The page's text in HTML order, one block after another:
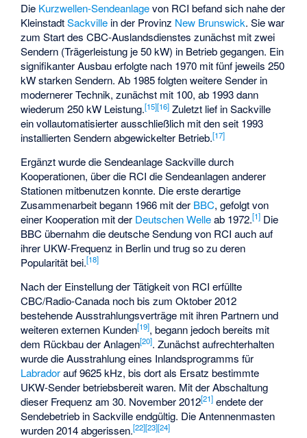
Die Kurzwellen-Sendeanlagevon RCI befand sich nahe der
KleinstadtSackville in der Provinz New Brunswick. Sie war
zum Start des CBC-Auslandsdienstes zunächst mit zwei
Sendern (Trägerleistung je 50 kW) in Betrieb gegangen. Ein
signifikanter Ausbau erfolgte nach 1970 mit fünf jeweils 250
kW starken Sendern. Ab 1985 folgten weitere Sender in
modernerer Technik, zunächst mit 100, ab 1993 dann
wiederum 250 kW Leistung.[15][16] Zuletzt lief in Sackville
ein vollautomatisierter ausschließlich mit den seit 1993
installierten Sendern abgewickelter Betrieb.[17]
Ergänzt wurde die Sendeanlage Sackville durch
Kooperationen, über die RCI die Sendeanlagen anderer
Stationen mitbenutzen konnte. Die erste derartige
Zusammenarbeit begann 1966 mit der BBC, gefolgt von
einer Kooperation mit der Deutschen Welleab 1972.[1] Die
BBC übernahm die deutsche Sendung von RCI auch auf
ihrer UKW-Frequenz in Berlin und trug so zu deren
Popularität bei.[18]
Nach der Einstellung der Tätigkeit von RCI erfüllte
CBC/Radio-Canada noch bis zum Oktober 2012
bestehende Ausstrahlungsverträge mit ihren Partnern und
weiteren externen Kunden[19], begann jedoch bereits mit
dem Rückbau der Anlagen[20]. Zunächst aufrechterhalten
wurde die Ausstrahlung eines Inlandsprogramms für
Labradorauf 9625 kHz, bis dort als Ersatz bestimmte
UKW-Sender betriebsbereit waren. Mit der Abschaltung
dieser Frequenz am 30. November 2012[21] endete der
Sendebetrieb in Sackville endgültig. Die Antennenmasten
wurden 2014 abgerissen.[22][23][24]